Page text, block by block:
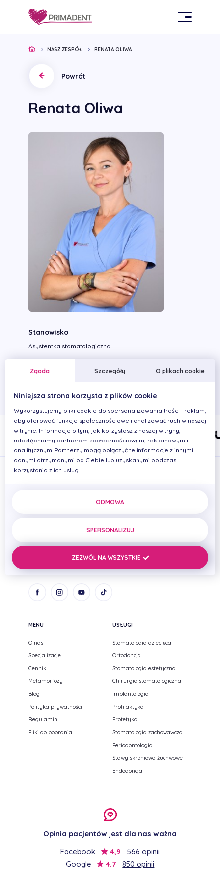
NASZ ZESPÓŁ RENATA OLIWA
Renata Oliwa
Powrót
Stanowisko
Asystentka stomatologiczna
Wykonywane zabiegi
ul. Zenitowa 15
NIP: 8133005093
REGON: 690669384
MENU
O nas
Specjalizacje
Cennik
Metamorfozy
Blog
Polityka prywatności
Regulamin
Pliki do pobrania
USŁUGI
Stomatologia dziecięca
Ortodoncja
Stomatologia estetyczna
Chirurgia stomatologiczna
Implantologia
Profilaktyka
Protetyka
Stomatologia zachowawcza
Periodontologia
Stawy skroniowo-żuchwowe
Endodoncja
Opinia pacjentów jest dla nas ważna
Facebook
4,9
566 opinii
Google
4.7 850 opinii
Zgoda Szczegóły O plikach cookie
Niniejsza strona korzysta z plików cookie
Wykorzystujemy pliki cookie do spersonalizowania treści i reklam,
aby oferować funkcje społecznościowe i analizować ruch w naszej
witrynie. Informacje o tym, jak korzystasz z naszej witryny,
udostępniamy partnerom społecznościowym, reklamowym i
analitycznym. Partnerzy mogą połączyć te informacje z innymi
danymi otrzymanymi od Ciebie lub uzyskanymi podczas
korzystania z ich usług.
ODMOWA
SPERSONALIZUJ
ZEZWÓL NA WSZYSTKIE